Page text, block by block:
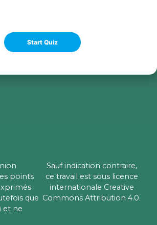
points
que
et ne
Sauf indication contraire,
ce travail est sous licence
internationale Creative
Commons Attribution 4.0.